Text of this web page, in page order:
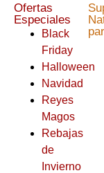
Ofertas
Especiales
Black
Friday
Halloween
Navidad
Reyes
Magos
Rebajas
de
Invierno